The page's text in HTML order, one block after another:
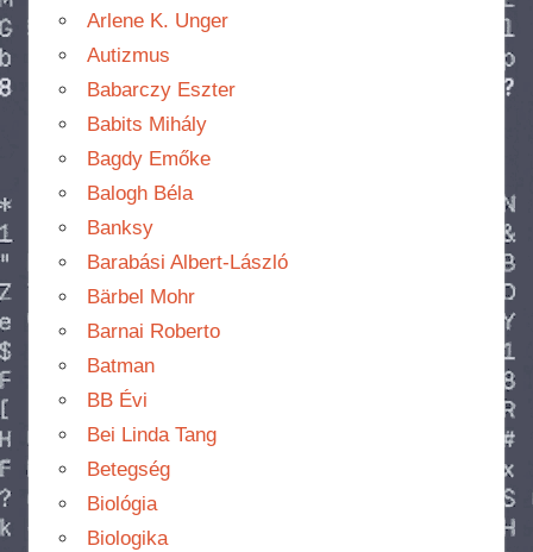
Arlene K. Unger
Autizmus
Babarczy Eszter
Babits Mihály
Bagdy Emőke
Balogh Béla
Banksy
Barabási Albert-László
Bärbel Mohr
Barnai Roberto
Batman
BB Évi
Bei Linda Tang
Betegség
Biológia
Biologika